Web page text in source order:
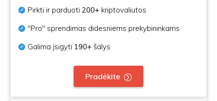
Pirkti ir parduoti200+ kriptovaliutos
"Pro" sprendimas didesniems prekybininkams
Galima įsigyti 190+ šalys
Pradėkite